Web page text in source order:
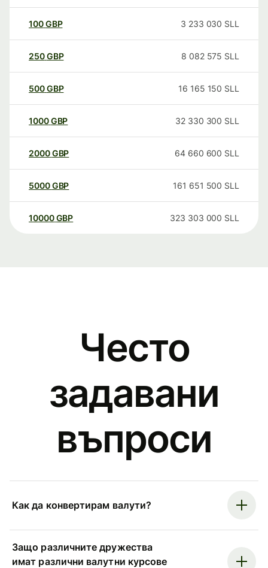
100GBP 3 233 030 SLL
250GBP 8 082 575 SLL
500GBP 16 165 150 SLL
1000GBP 32 330 300 SLL
2000GBP 64 660 600 SLL
5000GBP 161 651 500 SLL
10000 GBP 323 303 000 SLL
Често
задавани
въпроси
Как да конвертирам валути?
Защо различните дружества
имат различни валутни курсове